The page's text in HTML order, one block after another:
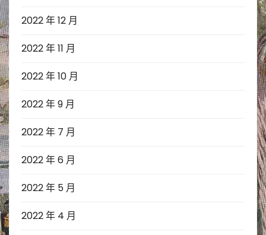
2022 年 12 月
2022 年 11 月
2022 年 10 月
2022 年 9 月
2022 年 7 月
2022 年 6 月
2022 年 5 月
2022 年 4 月